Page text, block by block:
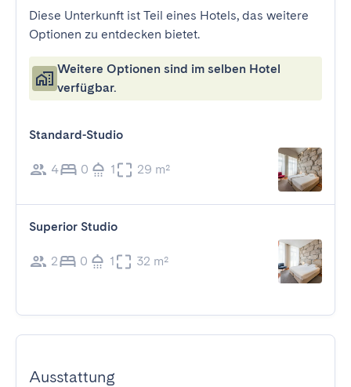
Diese Unterkunft ist Teil eines Hotels, das weitere
Optionen zu entdecken bietet.
Weitere Optionen sind im selben Hotel
verfügbar.
Standard-Studio
4 0 1 29 m²
Superior Studio
2 0 1 32 m²
Ausstattung